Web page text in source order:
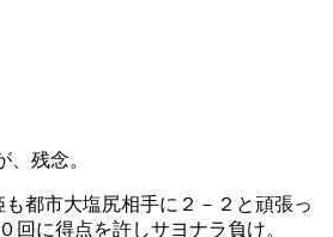
、残念。
都市大塩尻相手に２－２と頑張っ
回に得点を許しサヨナラ負け。